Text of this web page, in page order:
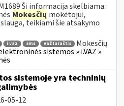
Ši informacija skelbiama:
Mokesčių mokėtojui,
teikiami šie atsakymo
i.vaz sms važtaraštis
Mokesčių
sistemos » i.VAZ »
sistemoje yra techninių
05-12